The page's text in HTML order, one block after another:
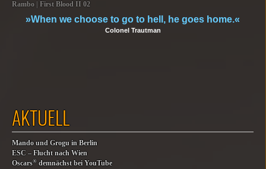
Rambo | First Blood II 02
»When we choose to go to hell, he goes home.«
Colonel Trautman
AKTUELL
Mando und Grogu in Berlin
ESC – Flucht nach Wien
Oscars® demnächst bei YouTube